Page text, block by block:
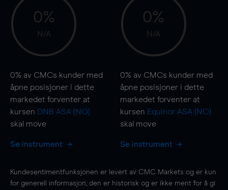
0%
N/A
0% av CMCs kunder med
åpne posisjoner i dette
markedet forventer at
kursen DNB ASA (NO)
skal move
Se instrument
0%
N/A
0% av CMCs kunder med
åpne posisjoner i dette
markedet forventer at
kursen Equinor ASA (NO)
skal move
Se instrument
Kundesentimentfunksjonen er levert av CMC Markets og er kun
for generell informasjon, den er historisk og er ikke ment for å gi